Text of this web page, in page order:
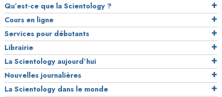
Qu’est-ce que la Scientology ?
Cours en ligne
Services pour débutants
Librairie
La Scientology aujourd’hui
Nouvelles journalières
La Scientology dans le monde